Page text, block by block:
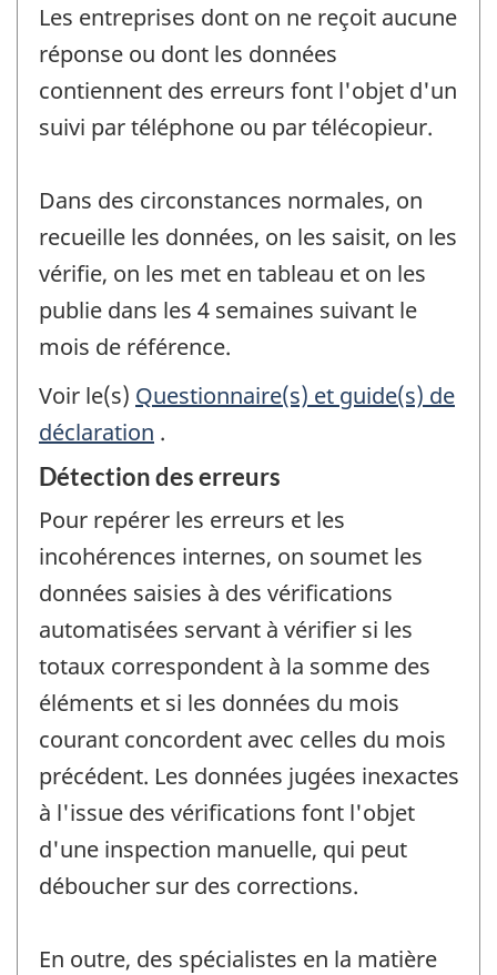
Les entreprises dont on ne reçoit aucune
réponse ou dont les données
contiennent des erreurs font l'objet d'un
suivi par téléphone ou par télécopieur.
Dans des circonstances normales, on
recueille les données, on les saisit, on les
vérifie, on les met en tableau et on les
publie dans les 4 semaines suivant le
mois de référence.
Voir le(s) Questionnaire(s) et guide(s) de
déclaration .
Détection des erreurs
Pour repérer les erreurs et les
incohérences internes, on soumet les
données saisies à des vérifications
automatisées servant à vérifier si les
totaux correspondent à la somme des
éléments et si les données du mois
courant concordent avec celles du mois
précédent. Les données jugées inexactes
à l'issue des vérifications font l'objet
d'une inspection manuelle, qui peut
déboucher sur des corrections.
En outre, des spécialistes en la matière